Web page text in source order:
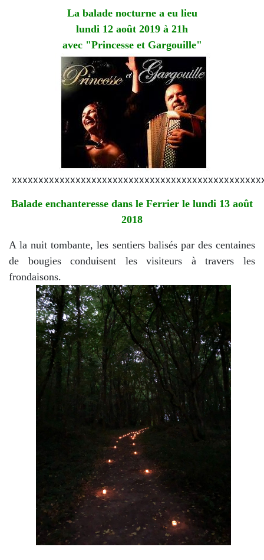
La balade nocturne a eu lieu
lundi 12 août 2019 à 21h
avec "Princesse et Gargouille"
Balade enchanteresse dans le Ferrier le lundi 13 août
2018
A la nuit tombante, les sentiers balisés par des centaines
de bougies conduisent les visiteurs à travers les
frondaisons.